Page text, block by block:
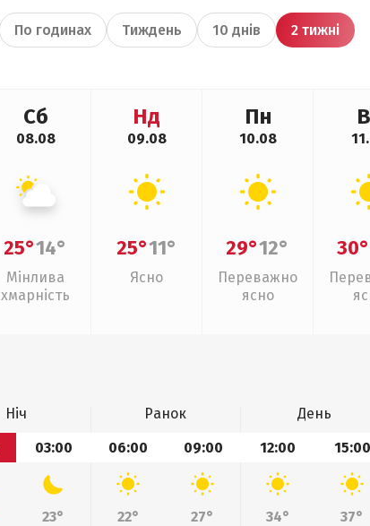
По годинах Тиждень 10 днів 2 тижні
Сб
08.08
25°14°
Мінлива
хмарність
Нд
09.08
25°11°
Ясно
Пн
10.08
29°12°
Переважно
ясно
30°
Ніч Ранок День
03:00 06:00 09:00 12:00 15:00
23° 22° 27° 34° 37°